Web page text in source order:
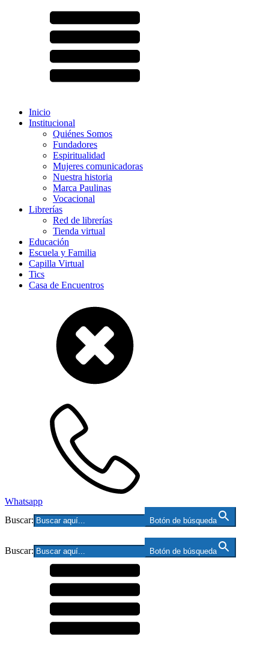
Inicio
Institucional
Quiénes Somos
Fundadores
Espiritualidad
Mujeres comunicadoras
Nuestra historia
Marca Paulinas
Vocacional
Librerías
Red de librerías
Tienda virtual
Educación
Escuela y Familia
Capilla Virtual
Tics
Casa de Encuentros
Whatsapp
Buscar:
Botón de búsqueda
Buscar: Botón de búsqueda